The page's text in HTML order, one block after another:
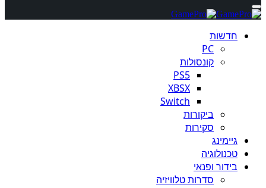
חדשות
PC
קונסולות
PS5
XBSX
Switch
ביקורות
סקירות
גיימינג
טכנולוגיה
בידור ופנאי
סדרות טלוויזיה